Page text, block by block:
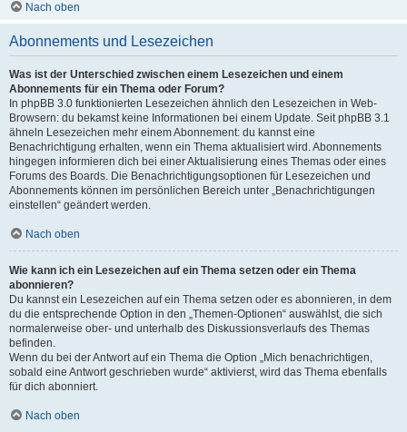
Nach oben
Abonnements und Lesezeichen
Was ist der Unterschied zwischen einem Lesezeichen und einem
Abonnements für ein Thema oder Forum?
In phpBB 3.0 funktionierten Lesezeichen ähnlich den Lesezeichen in Web-
Browsern: du bekamst keine Informationen bei einem Update. Seit phpBB 3.1
ähneln Lesezeichen mehr einem Abonnement: du kannst eine
Benachrichtigung erhalten, wenn ein Thema aktualisiert wird. Abonnements
hingegen informieren dich bei einer Aktualisierung eines Themas oder eines
Forums des Boards. Die Benachrichtigungsoptionen für Lesezeichen und
Abonnements können im persönlichen Bereich unter „Benachrichtigungen
einstellen“ geändert werden.
Nach oben
Wie kann ich ein Lesezeichen auf ein Thema setzen oder ein Thema
abonnieren?
Du kannst ein Lesezeichen auf ein Thema setzen oder es abonnieren, in dem
du die entsprechende Option in den „Themen-Optionen“ auswählst, die sich
normalerweise ober- und unterhalb des Diskussionsverlaufs des Themas
befinden.
Wenn du bei der Antwort auf ein Thema die Option „Mich benachrichtigen,
sobald eine Antwort geschrieben wurde“ aktivierst, wird das Thema ebenfalls
für dich abonniert.
Nach oben